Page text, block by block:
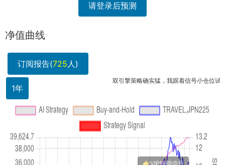
请登录后预测
净值曲线
订阅报告(725人)
1年
双引擎策略确实猛，我跟着信号小仓位试了试